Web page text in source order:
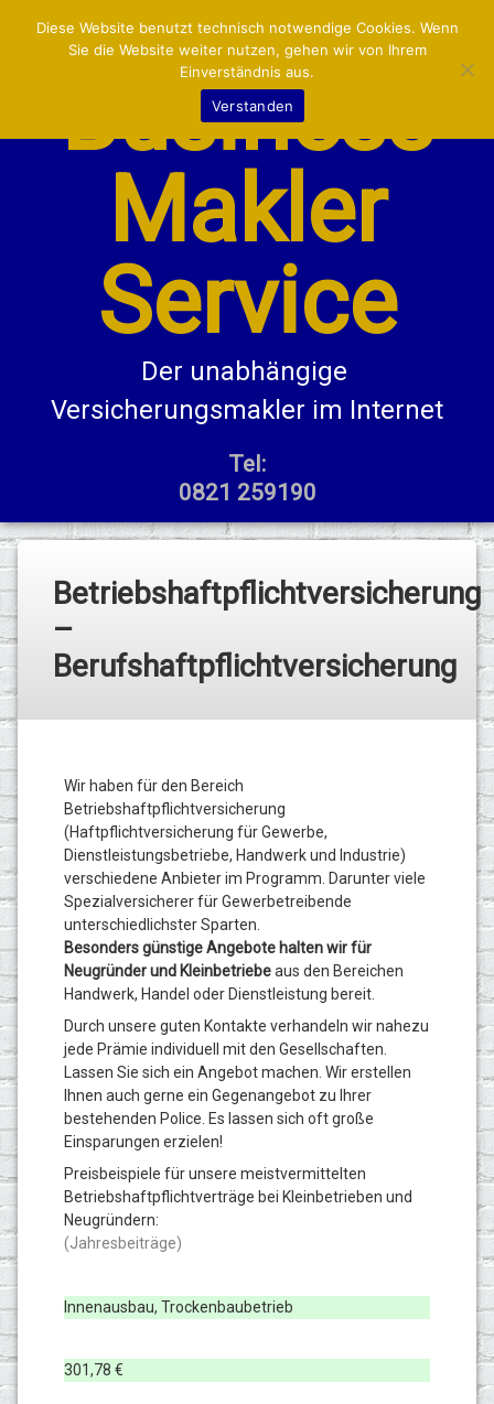
MENU
VERSICHERUNGEN:
LKW/LIEFERWAGEN
BETRIEB/GEWERBE
KONTAKT/INFO
Business
Makler
Service
Der unabhängige
Versicherungsmakler im Internet
Tel:
0821 259190
Betriebshaftpflichtversicherung
–
Berufshaftpflichtversicherung
Wir haben für den Bereich
Betriebshaftpflichtversicherung
(Haftpflichtversicherung für Gewerbe,
Dienstleistungsbetriebe, Handwerk und Industrie)
verschiedene Anbieter im Programm. Darunter viele
Spezialversicherer fürGewerbetreibende
unterschiedlichster Sparten.
Besonders günstige Angebote halten wir für
Neugründer und Kleinbetriebeaus den Bereichen
Handwerk, Handel oder Dienstleistung bereit.
Durch unsere guten Kontakte verhandeln wir nahezu
jede Prämie individuell mit den Gesellschaften.
Lassen Sie sich ein Angebot machen. Wir erstellen
Ihnen auch gerne ein Gegenangebot zu Ihrer
bestehenden Police. Es lassen sich oft große
Einsparungen erzielen!
Preisbeispiele für unsere meistvermittelten
Betriebshaftpflichtverträge bei Kleinbetrieben und
Neugründern:
(Jahresbeiträge)
Innenausbau, Trockenbaubetrieb
301,78 €
Diese Website benutzt technisch notwendige Cookies. Wenn
Sie die Website weiter nutzen, gehen wir von Ihrem
Einverständnis aus.
Verstanden